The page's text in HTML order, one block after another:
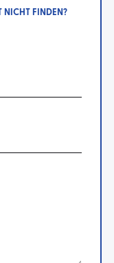
NICHT FINDEN?